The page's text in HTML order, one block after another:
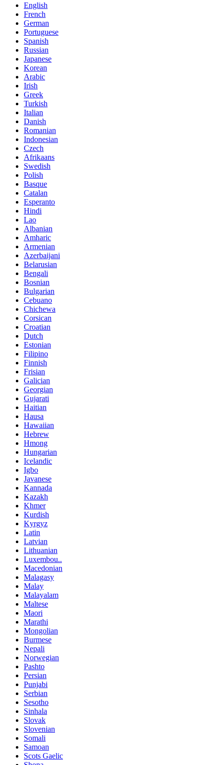
English
French
German
Portuguese
Spanish
Russian
Japanese
Korean
Arabic
Irish
Greek
Turkish
Italian
Danish
Romanian
Indonesian
Czech
Afrikaans
Swedish
Polish
Basque
Catalan
Esperanto
Hindi
Lao
Albanian
Amharic
Armenian
Azerbaijani
Belarusian
Bengali
Bosnian
Bulgarian
Cebuano
Chichewa
Corsican
Croatian
Dutch
Estonian
Filipino
Finnish
Frisian
Galician
Georgian
Gujarati
Haitian
Hausa
Hawaiian
Hebrew
Hmong
Hungarian
Icelandic
Igbo
Javanese
Kannada
Kazakh
Khmer
Kurdish
Kyrgyz
Latin
Latvian
Lithuanian
Luxembou..
Macedonian
Malagasy
Malay
Malayalam
Maltese
Maori
Marathi
Mongolian
Burmese
Nepali
Norwegian
Pashto
Persian
Punjabi
Serbian
Sesotho
Sinhala
Slovak
Slovenian
Somali
Samoan
Scots Gaelic